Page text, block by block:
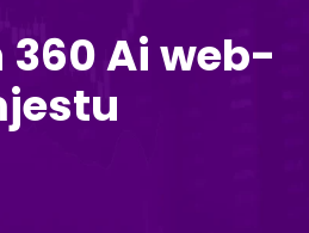
360 Ai web-